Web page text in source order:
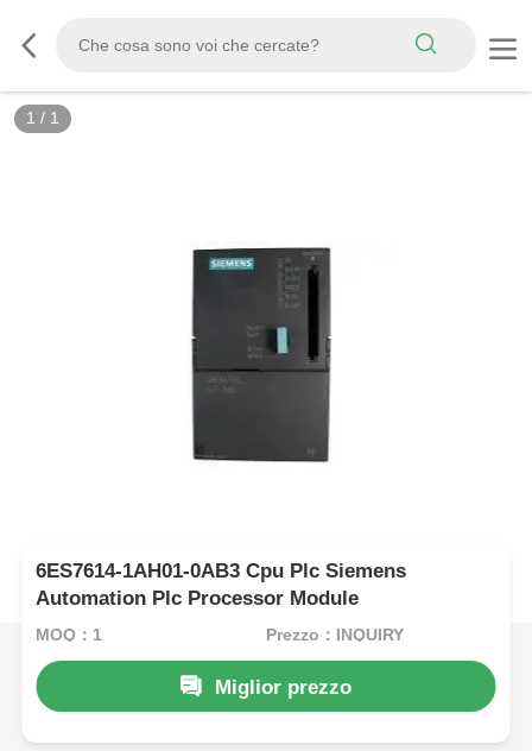
1 / 1
6ES7614-1AH01-0AB3 Cpu Plc Siemens
Automation Plc Processor Module
MOQ：1 Prezzo：INQUIRY
Miglior prezzo